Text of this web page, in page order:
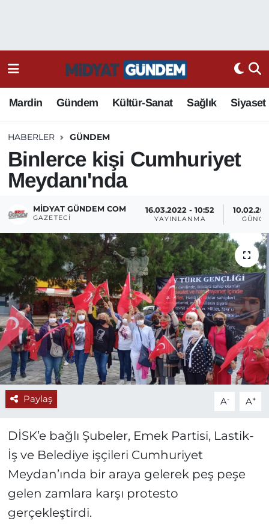
Mardin Gündem Kültür-Sanat Sağlık Siyaset
HABERLER GÜNDEM
Binlerce kişi Cumhuriyet
Meydanı'nda
MIDYAT GÜNDEM COM
GAZETECI
16.03.2022 - 10:52
YAYINLANMA
Paylaş A- A+
DİSK’e bağlı Şubeler, Emek Partisi, Lastik-
İş ve Belediye işçileri Cumhuriyet
Meydan’ında bir araya gelerek peş peşe
gelen zamlara karşı protesto
gerçekleştirdi.